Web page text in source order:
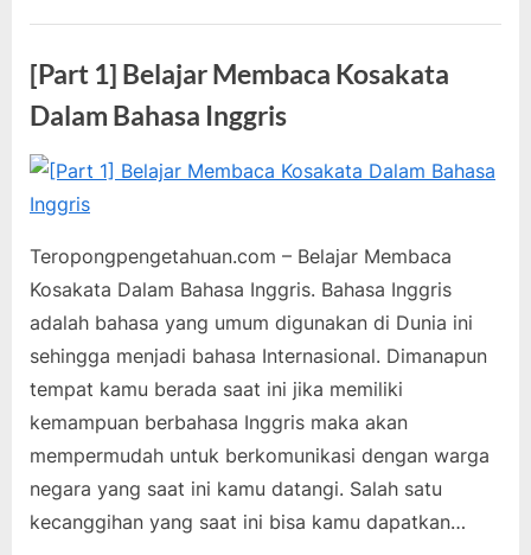
Belajar
Gratis”
[Part 1] Belajar Membaca Kosakata
Dalam Bahasa Inggris
Posted
on
16, 2021
teropongpengetahuan
Komentar
1]
Belajar
Membaca
Kosakata
Dalam
Inggris
Teropongpengetahuan.com – Belajar Membaca
Kosakata Dalam Bahasa Inggris. Bahasa Inggris
adalah bahasa yang umum digunakan di Dunia ini
sehingga menjadi bahasa Internasional. Dimanapun
tempat kamu berada saat ini jika memiliki
kemampuan berbahasa Inggris maka akan
mempermudah untuk berkomunikasi dengan warga
negara yang saat ini kamu datangi. Salah satu
kecanggihan yang saat ini bisa kamu dapatkan…